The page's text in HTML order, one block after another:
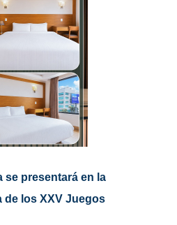
se presentará en la
de los XXV Juegos